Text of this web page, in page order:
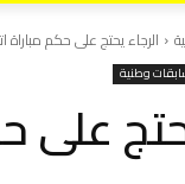
الرجاء يحتج على حكم مباراة
وطنية
على